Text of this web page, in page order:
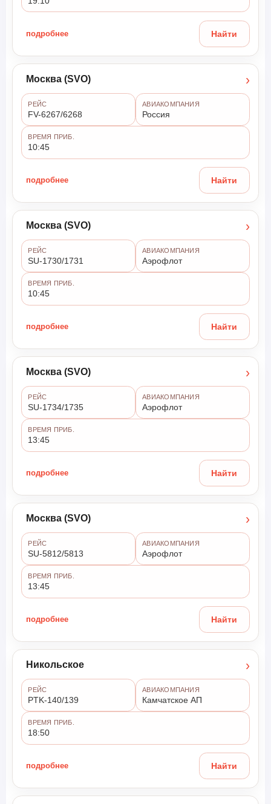
подробнее Найти
Москва (SVO) ›
РЕЙС
FV-6267/6268
АВИАКОМПАНИЯ
Россия
ВРЕМЯ ПРИБ.
10:45
подробнее Найти
Москва (SVO) ›
РЕЙС
SU-1730/1731
АВИАКОМПАНИЯ
Аэрофлот
ВРЕМЯ ПРИБ.
10:45
подробнее Найти
Москва (SVO) ›
РЕЙС
SU-1734/1735
АВИАКОМПАНИЯ
Аэрофлот
ВРЕМЯ ПРИБ.
13:45
подробнее Найти
Москва (SVO) ›
РЕЙС
SU-5812/5813
АВИАКОМПАНИЯ
Аэрофлот
ВРЕМЯ ПРИБ.
13:45
подробнее Найти
Никольское ›
РЕЙС
PTK-140/139
АВИАКОМПАНИЯ
Камчатское АП
ВРЕМЯ ПРИБ.
18:50
подробнее Найти